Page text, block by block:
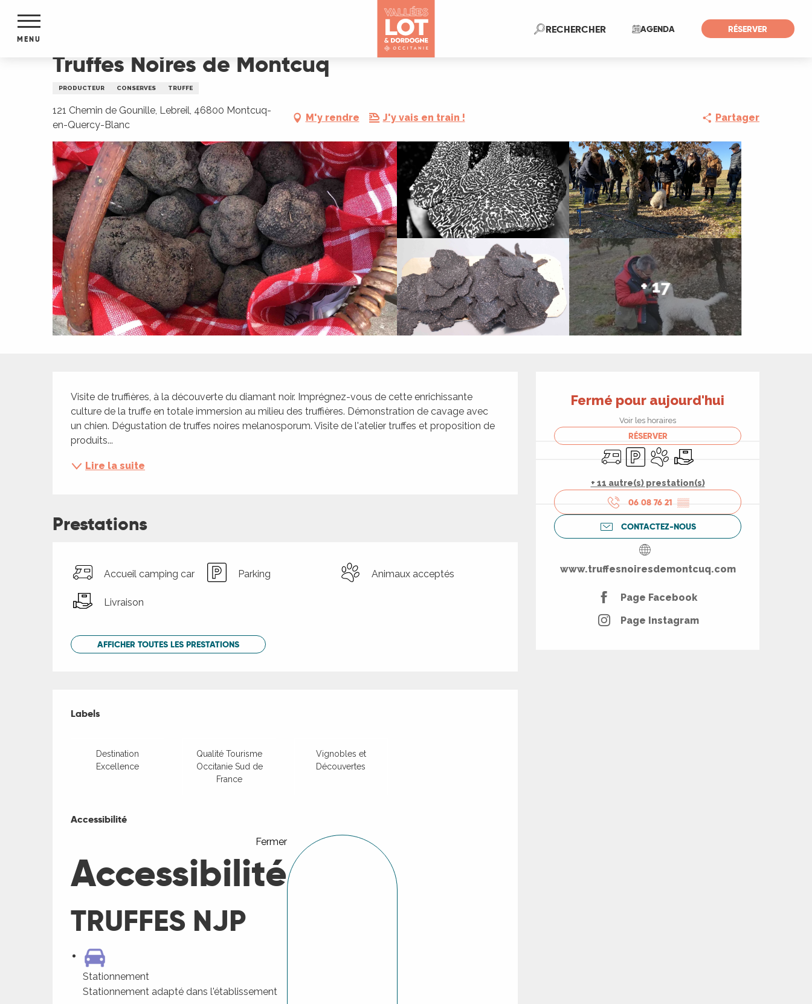
contenu
AGENDA RÉSERVER
RECHERCHERRecherche
MENU
Truffes Noires de Montcuq
PRODUCTEUR CONSERVES TRUFFE
121 Chemin de Gounille, Lebreil, 46800 Montcuq-
en-Quercy-Blanc
M'y rendre J'y vais en train ! Partager
+ 17
Ouverture et
Fermé pour aujourd'hui
Voir les horaires
RÉSERVER
Accueil camping car
ParkingAnimaux acceptés
Livraison
+ 11 autre(s) prestation(s)
06 08 76 21 ▒▒
CONTACTEZ-NOUS
www.truffesnoiresdemontcuq.com
Page Facebook
Page Instagram
Description
Visite de truffières, à la découverte du diamant noir. Imprégnez-vous de cette enrichissante
culture de la truffe en totale immersion au milieu des truffières. Démonstration de cavage avec
un chien. Dégustation de truffes noires melanosporum. Visite de l'atelier truffes et proposition de
produits...
Lire la suite
Prestations
Accueil camping car Parking Animaux acceptés
Livraison
AFFICHER TOUTES LES PRESTATIONS
Offres de prestations
Labels
Labels
Destination
Excellence
Qualité Tourisme
Occitanie Sud de
France
Vignobles et
Découvertes
Accessibilité
Fermer
Accessibilité
TRUFFES NJP
Stationnement
Stationnement adapté dans l'établissement